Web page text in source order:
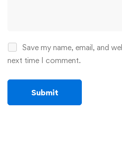
Save my name, email, and
next time I comment.